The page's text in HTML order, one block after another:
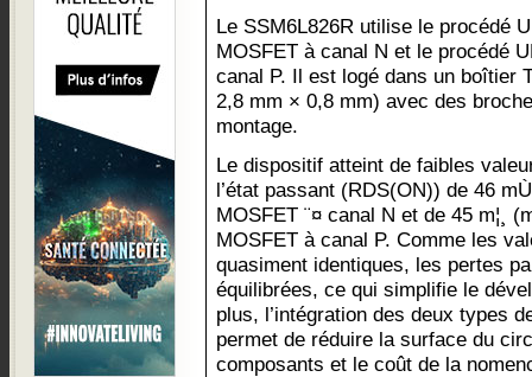
Le SSM6L826R utilise le procédé
MOSFET à canal N et le procédé
canal P. Il est logé dans un boîtier
2,8 mm × 0,8 mm) avec des
montage.
Le dispositif atteint de faibles
l’état passant (RDS(ON)) de 46
MOSFET ¨¤ canal N et de 45 m¦¸
MOSFET à canal P. Comme les
quasiment identiques, les pertes
équilibrées, ce qui simplifie le
plus, l’intégration des deux types
permet de réduire la surface du
composants et le coût de la